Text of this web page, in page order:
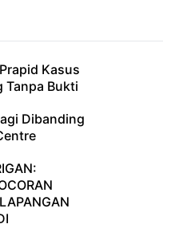
Kasus
Tanpa Bukti
Dibanding